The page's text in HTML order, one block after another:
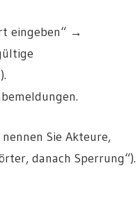
eingeben“ →
Sie Akteure,
danach Sperrung“).